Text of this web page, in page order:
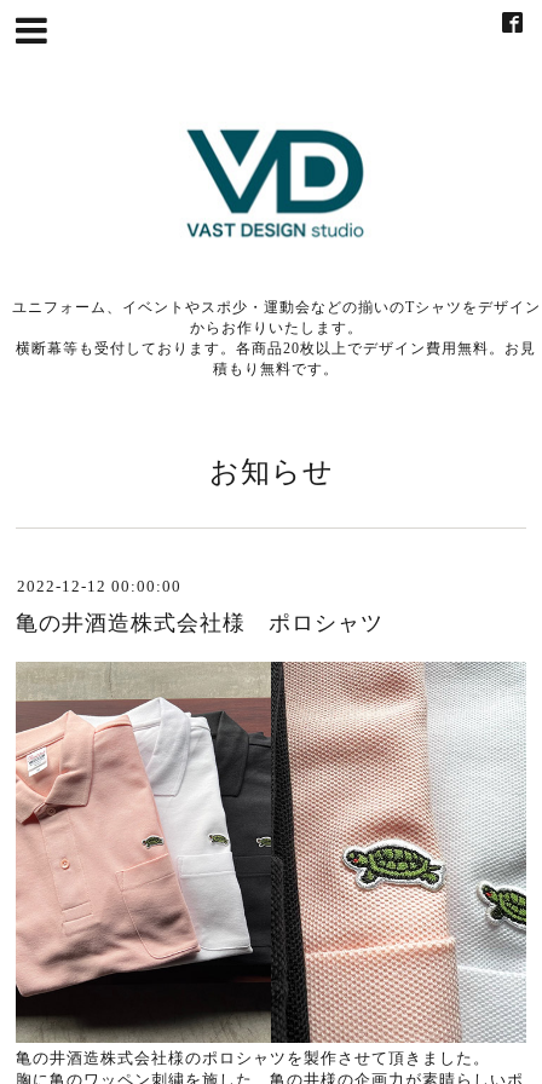
ユニフォーム、イベントやスポ少・運動会などの揃いのTシャツをデザイン
からお作りいたします。
横断幕等も受付しております。各商品20枚以上でデザイン費用無料。お見
積もり無料です。
お知らせ
2022-12-12 00:00:00
亀の井酒造株式会社様 ポロシャツ
亀の井酒造株式会社様のポロシャツを製作させて頂きました。
胸に亀のワッペン刺繍を施した、亀の井様の企画力が素晴らしいポ